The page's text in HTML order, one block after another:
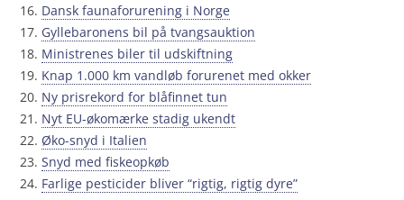
Dansk faunaforurening i Norge
Gyllebaronens bil på tvangsauktion
Ministrenes biler til udskiftning
Knap 1.000 km vandløb forurenet med okker
Ny prisrekord for blåfinnet tun
Nyt EU-økomærke stadig ukendt
Øko-snyd i Italien
Snyd med fiskeopkøb
Farlige pesticider bliver “rigtig, rigtig dyre”